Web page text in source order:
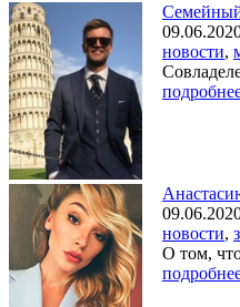
Семейный
новости,
новости,
О том,